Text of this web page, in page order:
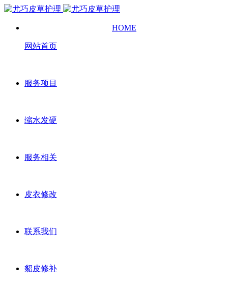
HOME
网站首页
服务项目
缩水发硬
服务相关
皮衣修改
联系我们
貂皮修补